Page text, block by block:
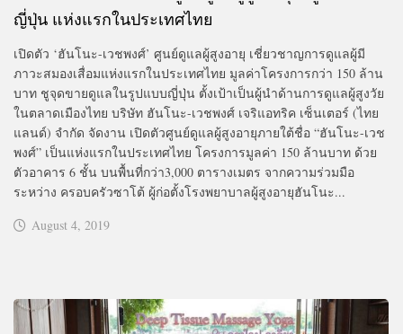
ญี่ปุ่น แห่งแรกในประเทศไทย
เปิดตัว ‘ฮันโนะ-เวชพงศ์’ ศูนย์ดูแลผู้สูงอายุ เชี่ยวชาญการดูแลผู้มี
ภาวะสมองเสื่อมแห่งแรกในประเทศไทย มูลค่าโครงการกว่า 150 ล้าน
บาท ชูจุดขายดูแลในรูปแบบญี่ปุ่น ตั้งเป้าเป็นผู้นำด้านการดูแลผู้สูงวัย
ในตลาดเมืองไทย บริษัท ฮันโนะ-เวชพงศ์ เจริแอทริค เซ็นเตอร์ (ไทย
แลนด์) จำกัด จัดงาน เปิดตัวศูนย์ดูแลผู้สูงอายุภายใต้ชื่อ “ฮันโนะ-เวช
พงศ์” เป็นแห่งแรกในประเทศไทย โครงการมูลค่า 150 ล้านบาท ด้วย
ตัวอาคาร 6 ชั้น บนพื้นที่กว่า3,000 ตารางเมตร จากความร่วมมือ
ระหว่าง ครอบครัวซาโต้ ผู้ก่อตั้งโรงพยาบาลผู้สูงอายุฮันโนะ...
August 4, 2019